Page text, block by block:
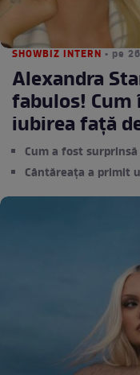
SHOWBIZ INTERN • pe
Alexandra
fabulos!
iubirea față
Cum a fost
Cântăreața a primit